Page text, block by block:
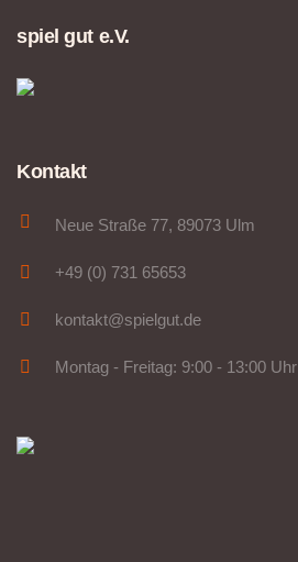
spiel gut e.V.
Kontakt
Neue Straße 77, 89073 Ulm
+49 (0) 731 65653
kontakt@spielgut.de
Montag - Freitag: 9:00 - 13:00 Uhr